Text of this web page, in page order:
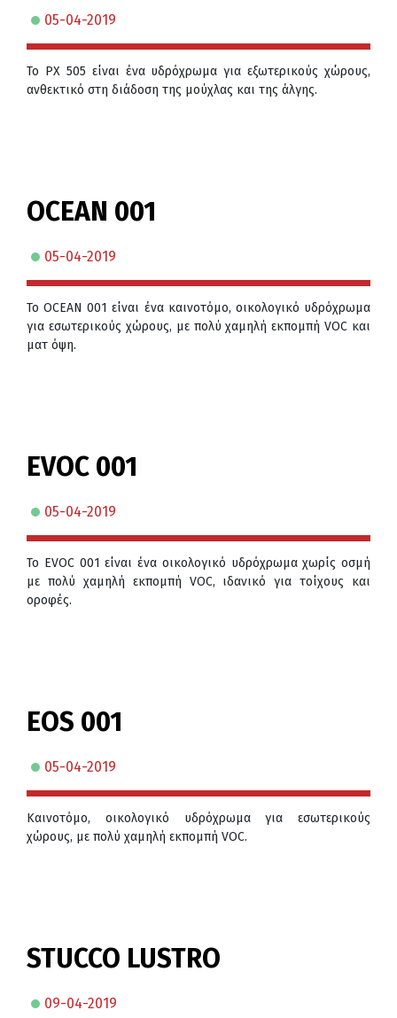
05-04-2019
Το PX 505 είναι ένα υδρόχρωμα για εξωτερικούς χώρους,
ανθεκτικό στη διάδοση της μούχλας και της άλγης.
OCEAN 001
05-04-2019
Το OCEAN 001 είναι ένα καινοτόμο, οικολογικό υδρόχρωμα
για εσωτερικούς χώρους, με πολύ χαμηλή εκπομπή VOC και
ματ όψη.
EVOC 001
05-04-2019
To EVOC 001 είναι ένα οικολογικό υδρόχρωμα χωρίς οσμή
με πολύ χαμηλή εκπομπή VOC, ιδανικό για τοίχους και
οροφές.
EOS 001
05-04-2019
Καινοτόμο, οικολογικό υδρόχρωμα για εσωτερικούς
χώρους, με πολύ χαμηλή εκπομπή VOC.
STUCCO LUSTRO
09-04-2019